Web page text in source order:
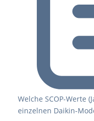
Welche SCOP-Werte
einzelnen Daikin-